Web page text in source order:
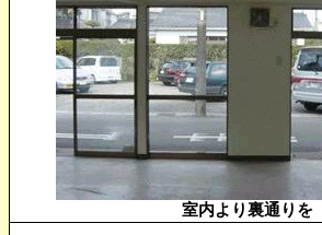
室内より裏通りを